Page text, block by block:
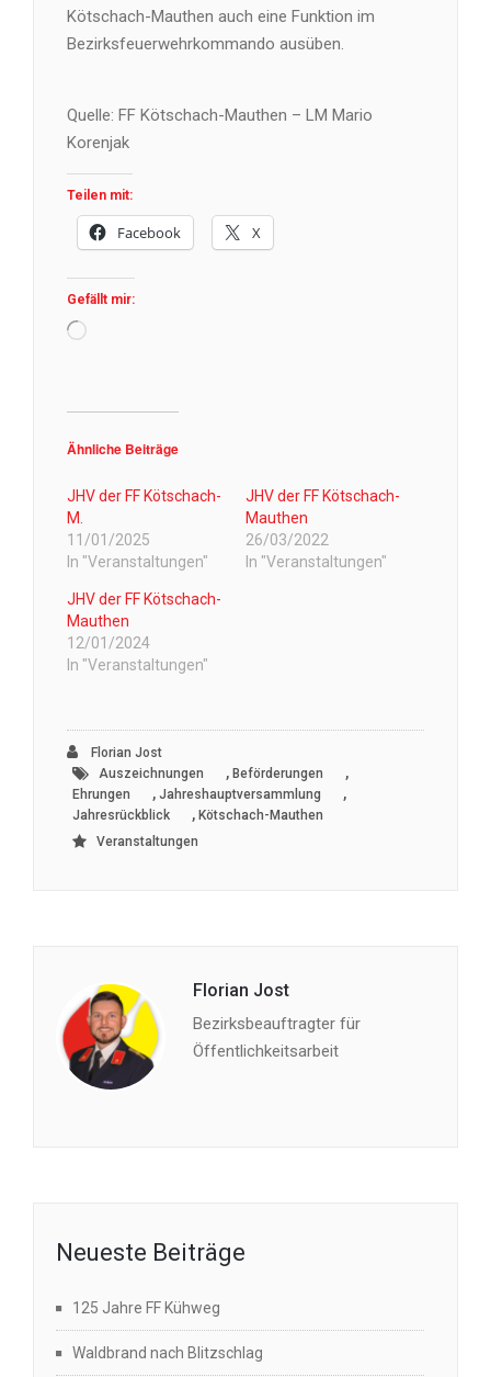
Kötschach-Mauthen auch eine Funktion im
Bezirksfeuerwehrkommando ausüben.
Quelle: FF Kötschach-Mauthen – LM Mario
Korenjak
Teilen mit:
Facebook X
Gefällt mir:
Wird
Ähnliche Beiträge
JHV der FF Kötschach-
M.
11/01/2025
In "Veranstaltungen"
JHV der FF Kötschach-
Mauthen
26/03/2022
In "Veranstaltungen"
JHV der FF Kötschach-
Mauthen
12/01/2024
In "Veranstaltungen"
Florian Jost
Auszeichnungen
, Beförderungen ,
Ehrungen , Jahreshauptversammlung ,
Jahresrückblick , Kötschach-Mauthen
Veranstaltungen
Florian Jost
Bezirksbeauftragter für
Öffentlichkeitsarbeit
Neueste Beiträge
125 Jahre FF Kühweg
Waldbrand nach Blitzschlag